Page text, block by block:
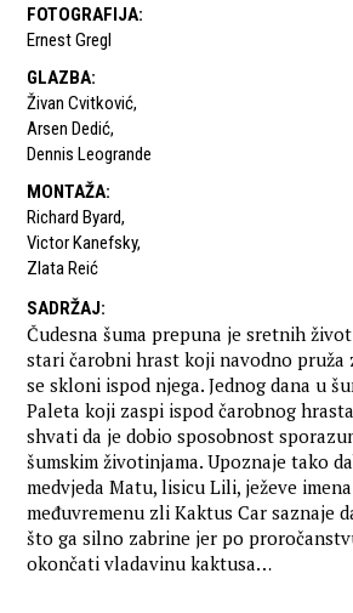
FOTOGRAFIJA:
Ernest Gregl
GLAZBA:
Živan Cvitković,
Arsen Dedić,
Dennis Leogrande
MONTAŽA:
Richard Byard,
Victor Kanefsky,
Zlata Reić
SADRŽAJ:
Čudesna šuma prepuna je sretnih
stari čarobni hrast koji navodno pruža
se skloni ispod njega. Jednog dana u
Paleta koji zaspi ispod čarobnog
shvati da je dobio sposobnost
šumskim životinjama. Upoznaje tako
medvjeda Matu, lisicu Lili, ježeve
međuvremenu zli Kaktus Car saznaje
što ga silno zabrine jer po
okončati vladavinu kaktusa…